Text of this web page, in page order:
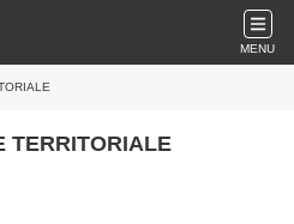
MENU
TERRITORIALE